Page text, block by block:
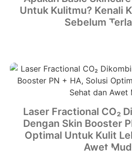
Untuk Kulitmu? Kenali
Sebelum
Laser Fractional CO₂
Dengan Skin Booster
Optimal Untuk Kulit
Awet